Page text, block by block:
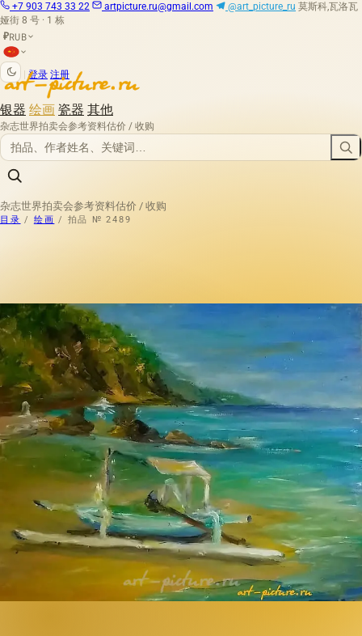
+7 903 743 33 22 artpicture.ru@gmail.com @art_picture_ru 莫斯科,瓦洛瓦
娅街 8 号 · 1 栋
₽RUB
登录 注册
银器 绘画 瓷器 其他
杂志世界拍卖会参考资料估价 / 收购
杂志世界拍卖会参考资料估价 / 收购
目录 / 绘画 / 拍品 № 2489